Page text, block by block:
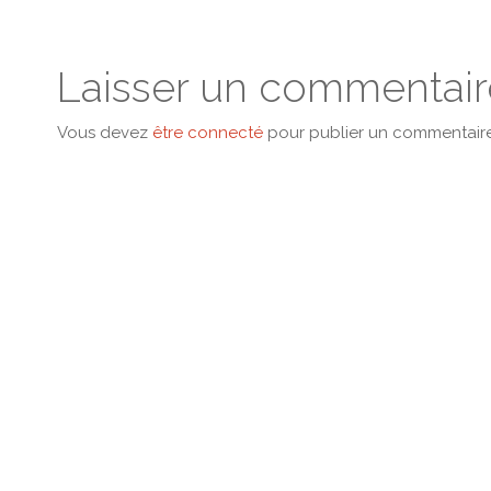
Laisser un
Vous devez être connecté pour publier un